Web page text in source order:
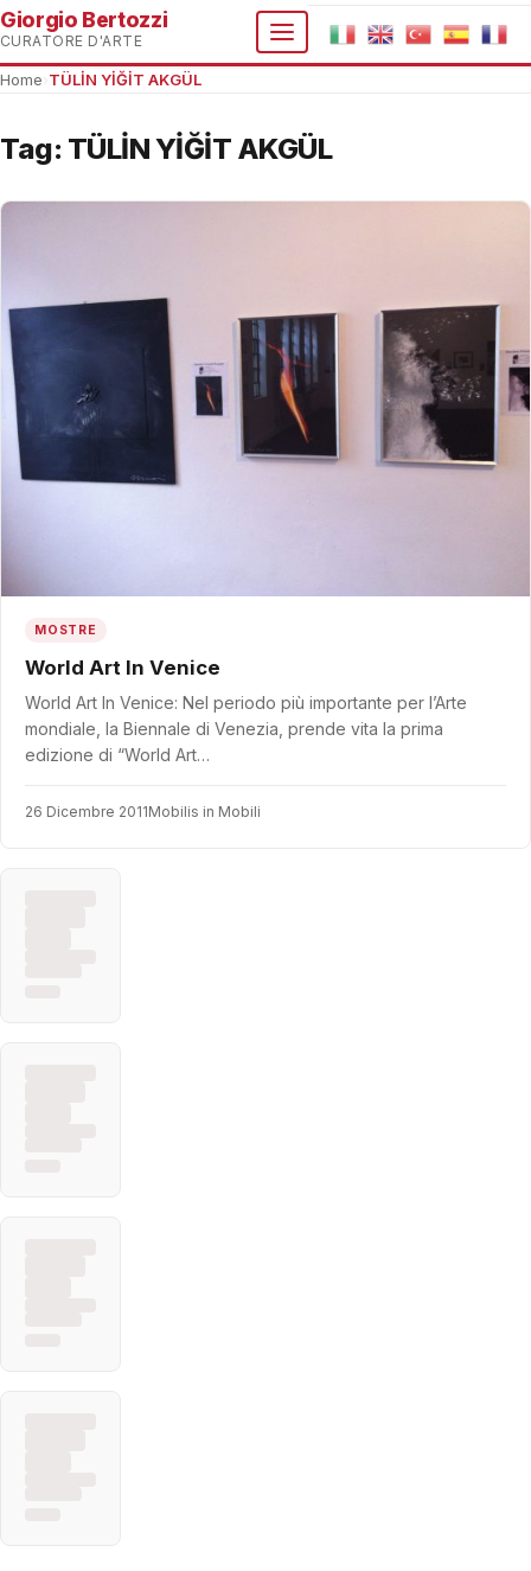
Giorgio Bertozzi
CURATORE D'ARTE
Home TÜLİN YİĞİT AKGÜL
Tag: TÜLİN YİĞİT AKGÜL
MOSTRE
World Art In Venice
World Art In Venice: Nel periodo più importante per l’Arte
mondiale, la Biennale di Venezia, prende vita la prima
edizione di “World Art…
26 Dicembre 2011Mobilis in Mobili